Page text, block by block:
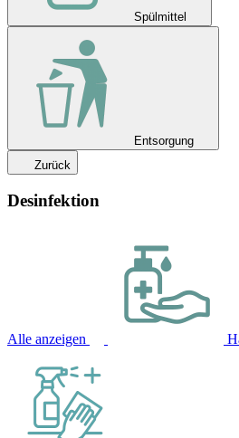
Spülmittel
Entsorgung
Zurück
Desinfektion
Alle anzeigen